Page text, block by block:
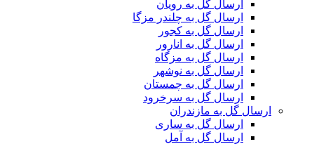
ارسال گل به رویان
ارسال گل به چلندر مزگا
ارسال گل به کجور
ارسال گل به انارور
ارسال گل به مزگاه
ارسال گل به نوشهر
ارسال گل به چمستان
ارسال گل به سرخرود
ارسال گل به مازندران
ارسال گل به ساری
ارسال گل به آمل